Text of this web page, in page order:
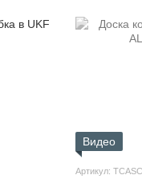
Видео
Артикул: